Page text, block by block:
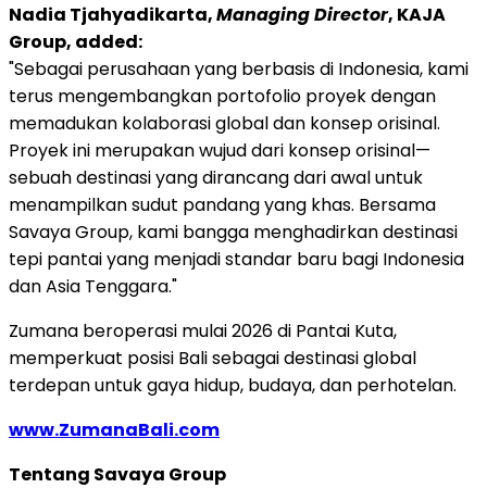
Nadia Tjahyadikarta,Managing Director, KAJA
Group, added:
"Sebagai perusahaan yang berbasis di Indonesia, kami
terus mengembangkan portofolio proyek dengan
memadukan kolaborasi global dan konsep orisinal.
Proyek ini merupakan wujud dari konsep orisinal—
sebuah destinasi yang dirancang dari awal untuk
menampilkan sudut pandang yang khas. Bersama
Savaya Group, kami bangga menghadirkan destinasi
tepi pantai yang menjadi standar baru bagi Indonesia
dan Asia Tenggara."
Zumana beroperasi mulai 2026 di Pantai Kuta,
memperkuat posisi Bali sebagai destinasi global
terdepan untuk gaya hidup, budaya, dan perhotelan.
www.ZumanaBali.com
Tentang Savaya Group